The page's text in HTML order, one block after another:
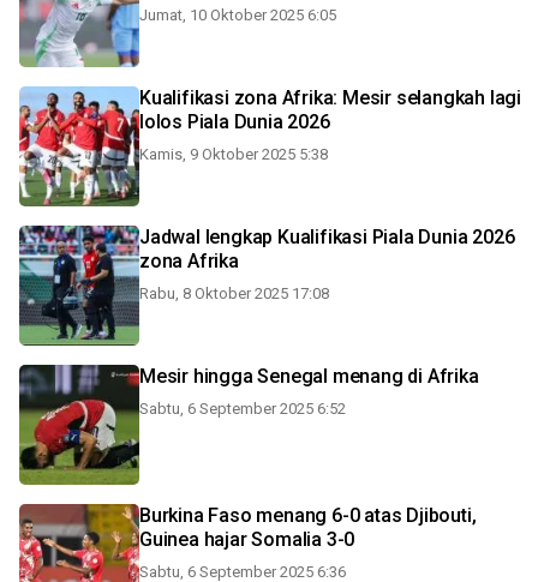
Jumat, 10 Oktober 2025 6:05
Kualifikasi zona Afrika: Mesir selangkah lagi
lolos Piala Dunia 2026
Kamis, 9 Oktober 2025 5:38
Jadwal lengkap Kualifikasi Piala Dunia 2026
zona Afrika
Rabu, 8 Oktober 2025 17:08
Mesir hingga Senegal menang di Afrika
Sabtu, 6 September 2025 6:52
Burkina Faso menang 6-0 atas Djibouti,
Guinea hajar Somalia 3-0
Sabtu, 6 September 2025 6:36